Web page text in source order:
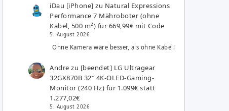
iDau [iPhone] zu Natural Expressions
Performance 7 Mähroboter (ohne
Kabel, 500 m²) für 669,99€ mit Code
5. August 2026
Ohne Kamera wäre besser, als ohne Kabel!
Andre zu [beendet] LG Ultragear
32GX870B 32″ 4K-OLED-Gaming-
Monitor (240 Hz) für 1.099€ statt
1.277,02€
5. August 2026